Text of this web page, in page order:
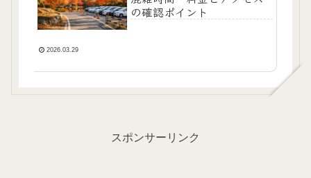
の確認ポイント
2026.03.29
スポンサーリンク